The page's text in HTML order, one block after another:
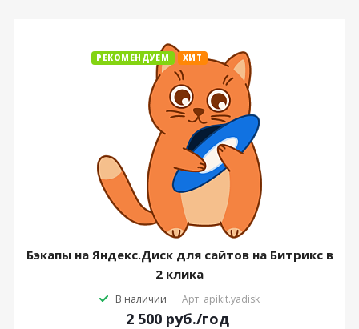
РЕКОМЕНДУЕМ ХИТ
Бэкапы на Яндекс.Диск для сайтов на Битрикс в
2 клика
В наличии Арт. apikit.yadisk
2 500 руб./год